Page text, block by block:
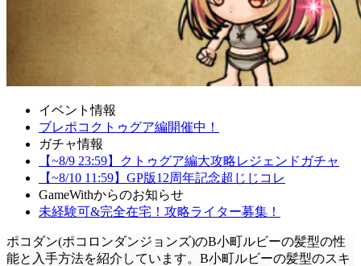
イベント情報
ブレポコクトゥグア編開催中！
ガチャ情報
【~8/9 23:59】クトゥグア編大攻略レジェンドガチャ
【~8/10 11:59】GP版12周年記念超じじコレ
GameWithからのお知らせ
未経験可&完全在宅！攻略ライター募集！
ポコダン(ポコロンダンジョンズ)のB小町ルビーの髪型の性
能と入手方法を紹介しています。B小町ルビーの髪型のスキ